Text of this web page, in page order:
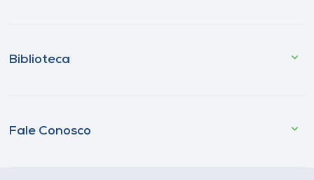
Biblioteca
Fale Conosco